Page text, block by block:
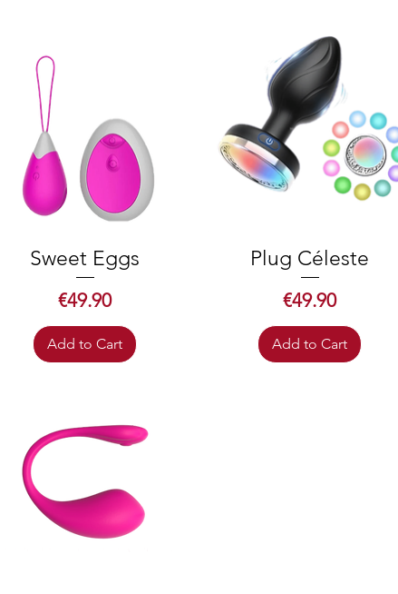
Quick View
Sweet Eggs
Price
€49.90
Add to Cart
Quick View
Plug Céleste
Price
€49.90
Add to Cart